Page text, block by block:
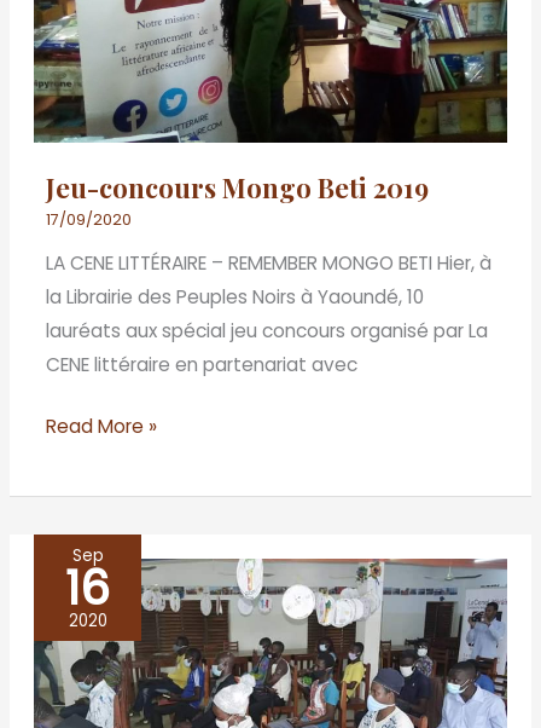
Jeu-concours Mongo Beti 2019
17/09/2020
LA CENE LITTÉRAIRE – REMEMBER MONGO BETI Hier, à
la Librairie des Peuples Noirs à Yaoundé, 10
lauréats aux spécial jeu concours organisé par La
CENE littéraire en partenariat avec
Read More »
Sep
16
2020
CAEB
inaugure
les
cafés